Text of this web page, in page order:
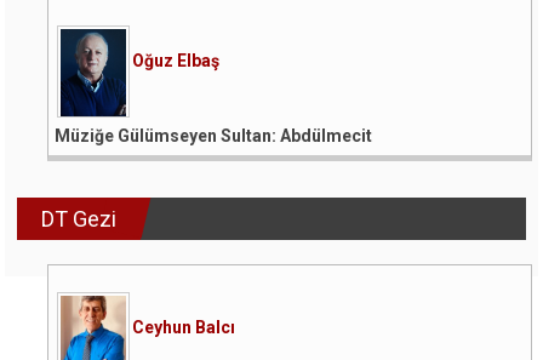
Oğuz Elbaş
Müziğe Gülümseyen Sultan: Abdülmecit
DT Gezi
Ceyhun Balcı